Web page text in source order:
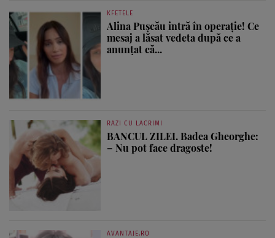
KFETELE
Alina Pușcău intră în operație! Ce
mesaj a lăsat vedeta după ce a
anunțat că...
RAZI CU LACRIMI
BANCUL ZILEI. Badea Gheorghe:
– Nu pot face dragoste!
AVANTAJE.RO